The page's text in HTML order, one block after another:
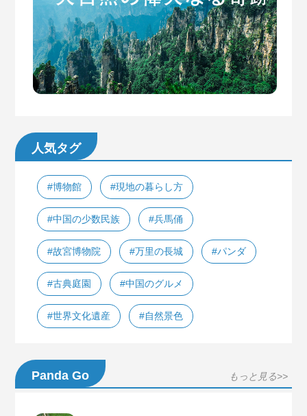
人気タグ
#博物館 #現地の暮らし方
#中国の少数民族 #兵馬俑
#故宮博物院 #万里の長城 #パンダ
#古典庭園 #中国のグルメ
#世界文化遺産 #自然景色
Panda Go もっと見る>>